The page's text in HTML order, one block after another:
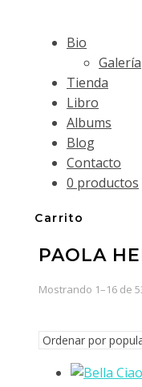
Bio
Galería
Tienda
Libro
Albums
Blog
Contacto
0 productos
Carrito
PAOLA
Mostrando 1–16 de